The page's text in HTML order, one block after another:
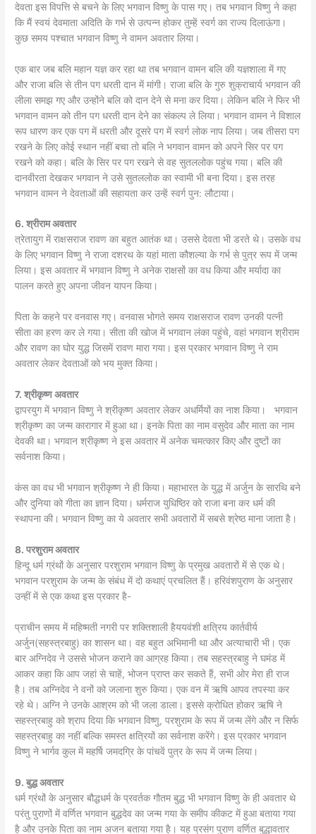
देवता इस विपत्ति से बचने के लिए भगवान विष्णु के पास गए। तब भगवान विष्णु ने कहा
कि मैं स्वयं देवमाता अदिति के गर्भ से उत्पन्न होकर तुम्हें स्वर्ग का राज्य दिलाऊंगा।
कुछ समय पश्चात भगवान विष्णु ने वामन अवतार लिया।
एक बार जब बलि महान यज्ञ कर रहा था तब भगवान वामन बलि की यज्ञशाला में गए
और राजा बलि से तीन पग धरती दान में मांगी। राजा बलि के गुरु शुक्राचार्य भगवान की
लीला समझ गए और उन्होंने बलि को दान देने से मना कर दिया। लेकिन बलि ने फिर भी
भगवान वामन को तीन पग धरती दान देने का संकल्प ले लिया। भगवान वामन ने विशाल
रूप धारण कर एक पग में धरती और दूसरे पग में स्वर्ग लोक नाप लिया। जब तीसरा पग
रखने के लिए कोई स्थान नहीं बचा तो बलि ने भगवान वामन को अपने सिर पर पग
रखने को कहा। बलि के सिर पर पग रखने से वह सुतललोक पहुंच गया। बलि की
दानवीरता देखकर भगवान ने उसे सुतललोक का स्वामी भी बना दिया। इस तरह
भगवान वामन ने देवताओं की सहायता कर उन्हें स्वर्ग पुन: लौटाया।
6. श्रीराम अवतार
त्रेतायुग में राक्षसराज रावण का बहुत आतंक था। उससे देवता भी डरते थे। उसके वध
के लिए भगवान विष्णु ने राजा दशरथ के यहां माता कौशल्या के गर्भ से पुत्र रूप में जन्म
लिया। इस अवतार में भगवान विष्णु ने अनेक राक्षसों का वध किया और मर्यादा का
पालन करते हुए अपना जीवन यापन किया।
पिता के कहने पर वनवास गए। वनवास भोगते समय राक्षसराज रावण उनकी पत्नी
सीता का हरण कर ले गया। सीता की खोज में भगवान लंका पहुंचे, वहां भगवान श्रीराम
और रावण का घोर युद्ध जिसमें रावण मारा गया। इस प्रकार भगवान विष्णु ने राम
अवतार लेकर देवताओं को भय मुक्त किया।
7. श्रीकृष्ण अवतार
द्वापरयुग में भगवान विष्णु ने श्रीकृष्ण अवतार लेकर अधर्मियों का नाश किया। भगवान
श्रीकृष्ण का जन्म कारागार में हुआ था। इनके पिता का नाम वसुदेव और माता का नाम
देवकी था। भगवान श्रीकृष्ण ने इस अवतार में अनेक चमत्कार किए और दुष्टों का
सर्वनाश किया।
कंस का वध भी भगवान श्रीकृष्ण ने ही किया। महाभारत के युद्ध में अर्जुन के सारथि बने
और दुनिया को गीता का ज्ञान दिया। धर्मराज युधिष्ठिर को राजा बना कर धर्म की
स्थापना की। भगवान विष्णु का ये अवतार सभी अवतारों में सबसे श्रेष्ठ माना जाता है।
8. परशुराम अवतार
हिन्दू धर्म ग्रंथों के अनुसार परशुराम भगवान विष्णु के प्रमुख अवतारों में से एक थे।
भगवान परशुराम के जन्म के संबंध में दो कथाएं प्रचलित हैं। हरिवंशपुराण के अनुसार
उन्हीं में से एक कथा इस प्रकार है-
प्राचीन समय में महिष्मती नगरी पर शक्तिशाली हैययवंशी क्षत्रिय कार्तवीर्य
अर्जुन(सहस्त्रबाहु) का शासन था। वह बहुत अभिमानी था और अत्याचारी भी। एक
बार अग्निदेव ने उससे भोजन कराने का आग्रह किया। तब सहस्त्रबाहु ने घमंड में
आकर कहा कि आप जहां से चाहें, भोजन प्राप्त कर सकते हैं, सभी ओर मेरा ही राज
है। तब अग्निदेव ने वनों को जलाना शुरु किया। एक वन में ऋषि आपव तपस्या कर
रहे थे। अग्नि ने उनके आश्रम को भी जला डाला। इससे क्रोधित होकर ऋषि ने
सहस्त्रबाहु को श्राप दिया कि भगवान विष्णु, परशुराम के रूप में जन्म लेंगे और न सिर्फ
सहस्त्रबाहु का नहीं बल्कि समस्त क्षत्रियों का सर्वनाश करेंगे। इस प्रकार भगवान
विष्णु ने भार्गव कुल में महर्षि जमदग्रि के पांचवें पुत्र के रूप में जन्म लिया।
9. बुद्ध अवतार
धर्म ग्रंथों के अनुसार बौद्धधर्म के प्रवर्तक गौतम बुद्ध भी भगवान विष्णु के ही अवतार थे
परंतु पुराणों में वर्णित भगवान बुद्धदेव का जन्म गया के समीप कीकट में हुआ बताया गया
है और उनके पिता का नाम अजन बताया गया है। यह प्रसंग पुराण वर्णित बुद्धावतार